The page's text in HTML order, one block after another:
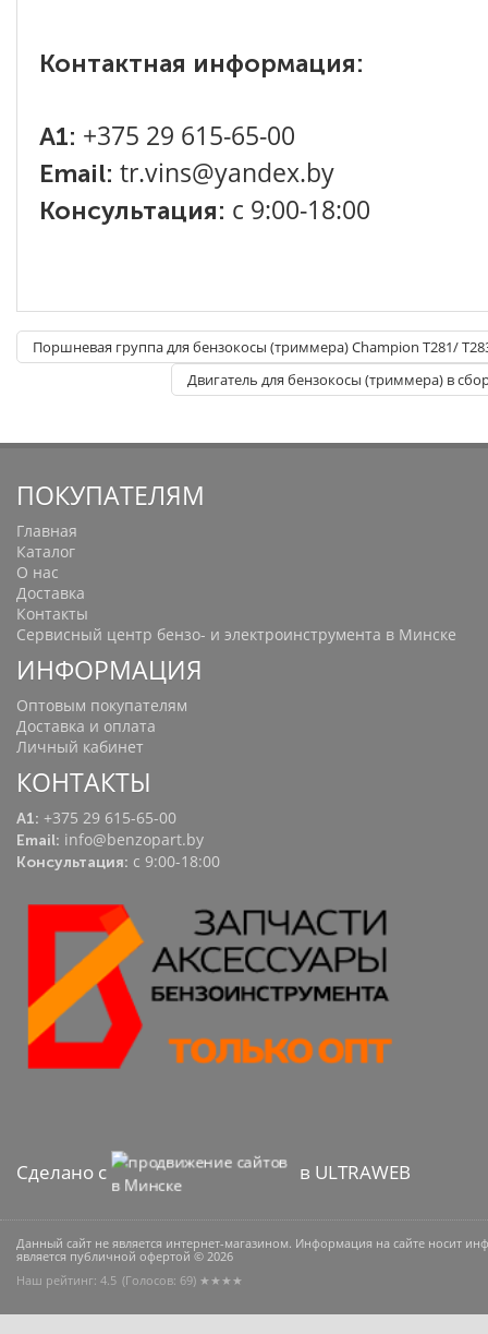
Контактная информация:
A1: +375 29 615-65-00
Email: tr.vins@yandex.by
Консультация: с 9:00-18:00
Поршневая группа для бензокосы (триммера) Champion T281/
Двигатель для бензокосы (триммера) в
ПОКУПАТЕЛЯМ
Главная
Каталог
О нас
Доставка
Контакты
Сервисный центр бензо- и электроинструмента в Минске
ИНФОРМАЦИЯ
Оптовым покупателям
Доставка и оплата
Личный кабинет
КОНТАКТЫ
A1: +375 29 615-65-00
Email: info@benzopart.by
Консультация: с 9:00-18:00
Сделано с в ULTRAWEB
Данный сайт не является интернет-магазином. Информация на сайте носит
является публичной офертой © 2026
Наш рейтинг: 4.5 (Голосов: 69) ★★★★